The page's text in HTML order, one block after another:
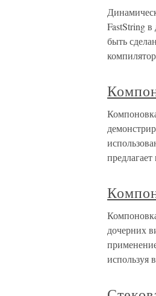
FastString
быть
дочерних
используя